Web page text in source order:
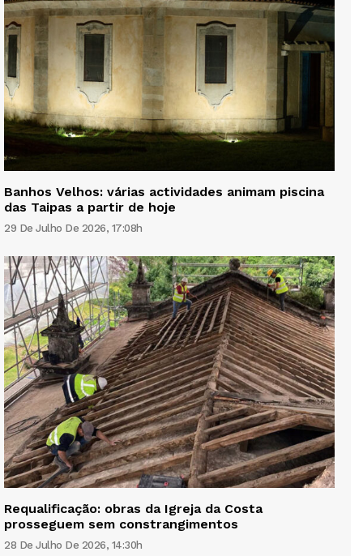
Banhos Velhos: várias actividades animam piscina
das Taipas a partir de hoje
29 De Julho De 2026, 17:08h
Requalificação: obras da Igreja da Costa
prosseguem sem constrangimentos
28 De Julho De 2026, 14:30h